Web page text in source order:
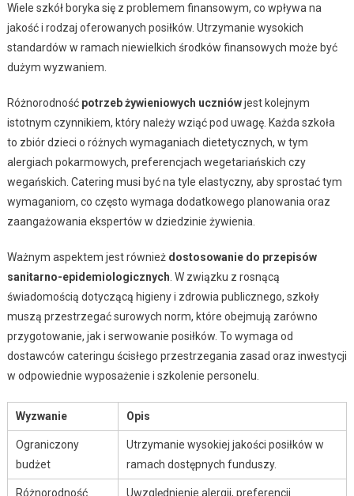
Wiele szkół boryka się z problemem finansowym, co wpływa na
jakość i rodzaj oferowanych posiłków. Utrzymanie wysokich
standardów w ramach niewielkich środków finansowych może być
dużym wyzwaniem.
Różnorodność potrzeb żywieniowych uczniówjest kolejnym
istotnym czynnikiem, który należy wziąć pod uwagę. Każda szkoła
to zbiór dzieci o różnych wymaganiach dietetycznych, w tym
alergiach pokarmowych, preferencjach wegetariańskich czy
wegańskich. Catering musi być na tyle elastyczny, aby sprostać tym
wymaganiom, co często wymaga dodatkowego planowania oraz
zaangażowania ekspertów w dziedzinie żywienia.
Ważnym aspektem jest również dostosowanie do przepisów
sanitarno-epidemiologicznych . W związku z rosnącą
świadomością dotyczącą higieny i zdrowia publicznego, szkoły
muszą przestrzegać surowych norm, które obejmują zarówno
przygotowanie, jak i serwowanie posiłków. To wymaga od
dostawców cateringu ścisłego przestrzegania zasad oraz inwestycji
w odpowiednie wyposażenie i szkolenie personelu.
Wyzwanie Opis
Ograniczony
budżet
Utrzymanie wysokiej jakości posiłków w
ramach dostępnych funduszy.
Różnorodność
Uwzględnienie alergii, preferencji